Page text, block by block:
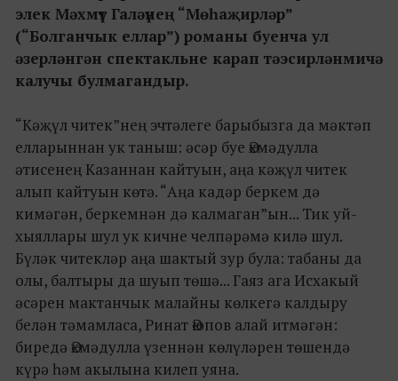
элек Мәхмүт Галәүнең “Мөһаҗирләр”
(“Болганчык еллар”) романы буенча ул
әзерләнгән спектакльне карап тәэсирләнмичә
калучы булмагандыр.
“Кәҗүл читек”нең эчтәлеге барыбызга да мәктәп
елларыннан ук таныш: әсәр буе Әхмәдулла
әтисенең Казаннан кайтуын, аңа кәҗүл читек
алып кайтуын көтә. “Аңа кадәр беркем дә
кимәгән, беркемнән дә калмаган”ын... Тик уй-
хыяллары шул ук кичне челпәрәмә килә шул.
Бүләк читекләр аңа шактый зур була: табаны да
олы, балтыры да шуып төшә... Гаяз ага Исхакый
әсәрен мактанчык малайны көлкегә калдыру
белән тәмамласа, Ринат Әюпов алай итмәгән:
биредә Әхмәдулла үзеннән көлүләрен төшендә
күрә һәм акылына килеп уяна.